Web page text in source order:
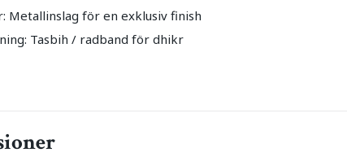
Metallinslag för en exklusiv finish
Tasbih / radband för dhikr